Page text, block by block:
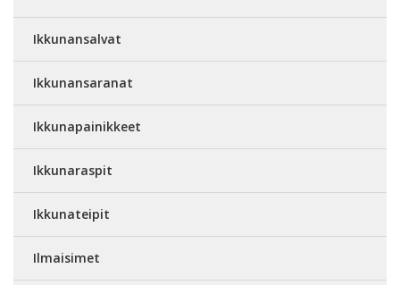
Ikkunansalvat
Ikkunansaranat
Ikkunapainikkeet
Ikkunaraspit
Ikkunateipit
Ilmaisimet